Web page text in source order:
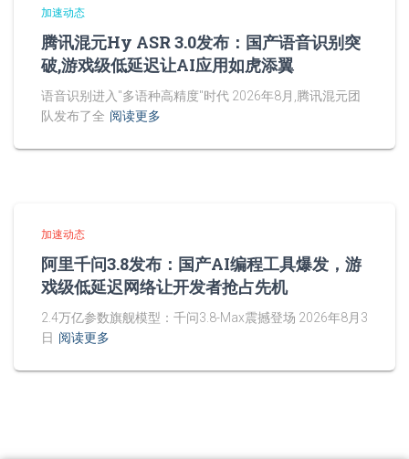
加速动态
腾讯混元Hy ASR 3.0发布：国产语音识别突
破,游戏级低延迟让AI应用如虎添翼
语音识别进入"多语种高精度"时代 2026年8月,腾讯混元团
队发布了全 阅读更多
加速动态
阿里千问3.8发布：国产AI编程工具爆发，游
戏级低延迟网络让开发者抢占先机
2.4万亿参数旗舰模型：千问3.8-Max震撼登场 2026年8月3
日 阅读更多